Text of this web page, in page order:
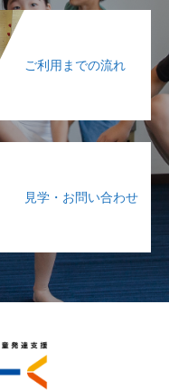
ご利用までの流れ
見学・お問い合わせ